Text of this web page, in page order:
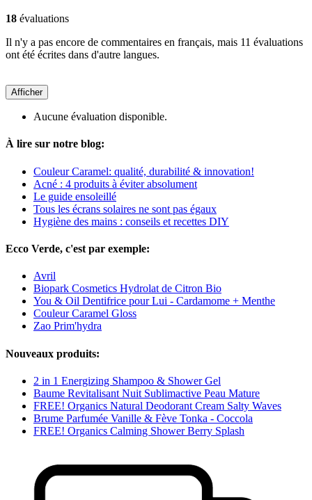
18 évaluations
Il n'y a pas encore de commentaires en français, mais 11 évaluations
ont été écrites dans d'autre langues.
Afficher
Aucune évaluation disponible.
À lire sur notre blog:
Couleur Caramel: qualité, durabilité & innovation!
Acné : 4 produits à éviter absolument
Le guide ensoleillé
Tous les écrans solaires ne sont pas égaux
Hygiène des mains : conseils et recettes DIY
Ecco Verde, c'est par exemple:
Avril
Biopark Cosmetics Hydrolat de Citron Bio
You & Oil Dentifrice pour Lui - Cardamome + Menthe
Couleur Caramel Gloss
Zao Prim'hydra
Nouveaux produits:
2 in 1 Energizing Shampoo & Shower Gel
Baume Revitalisant Nuit Sublimactive Peau Mature
FREE! Organics Natural Deodorant Cream Salty Waves
Brume Parfumée Vanille & Fève Tonka - Coccola
FREE! Organics Calming Shower Berry Splash